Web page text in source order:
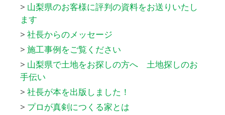
> 山梨県のお客様に評判の資料をお送りいたし
ます
> 社長からのメッセージ
> 施工事例をご覧ください
> 山梨県で土地をお探しの方へ 土地探しのお
手伝い
> 社長が本を出版しました！
> プロが真剣につくる家とは